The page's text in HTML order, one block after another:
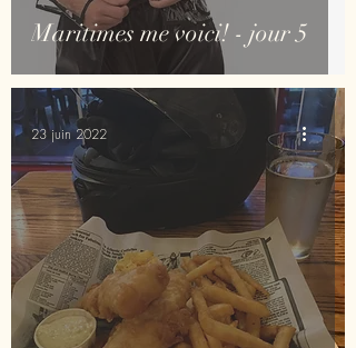
Maritimes me voici! - jour 5
23 juin 2022